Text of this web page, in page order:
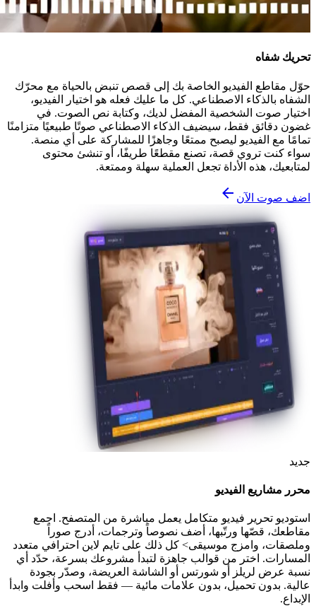
تحريك شفاه
حوّل مقاطع الفيديو الخاصة بك إلى قصص تنبض بالحياة مع محرّك
الشفاه بالذكاء الاصطناعي. كل ما عليك فعله هو اختيار الفيديو،
اختيار صوت الشخصية المفضل لديك، وكتابة نص الصوت. في
غضون دقائق فقط، سيضيف الذكاء الاصطناعي صوتًا طبيعيًا متزامنًا
تمامًا مع الفيديو ليصبح ممتعًا وجاهزًا للمشاركة على أي منصة.
سواء كنت تروي قصة، تصنع مقطعًا طريفًا، أو تنشئ محتوى
لمتابعيك، هذه الأداة تجعل العملية سهلة وممتعة.
اضف صوت الآن
جديد
محرر مشاريع الفيديو
استوديو تحرير فيديو متكامل يعمل مباشرة من المتصفح. اجمع
مقاطعك، قصّها ورتّبها، أضف نصوصاً وترجمات، أدرج صوراً
وملصقات، وامزج موسيقى> كل ذلك على تايم لاين احترافي متعدد
المسارات. اختر من قوالب جاهزة لتبدأ مشروعك بسرعة، حدّد أي
نسبة عرض لريلز أو شورتس أو الشاشة العريضة، وصدّر بجودة
عالية. بدون تحميل، بدون علامات مائية — فقط اسحب وأفلت وابدأ
الإبداع.